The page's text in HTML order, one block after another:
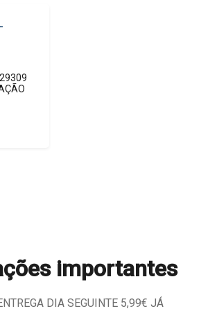
importantes
DIA SEGUINTE 5,99€ JÁ